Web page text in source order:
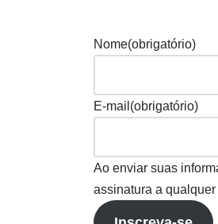
Nome(obrigatório)
E-mail (obrigatório)
Ao enviar suas
assinatura a qualquer